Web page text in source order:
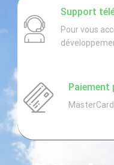
approximati
ve pour
l’abattage /
Elagage
Accès facile
?
Localisatio
Budget
indicatif
Support
Pour vous
Paiement